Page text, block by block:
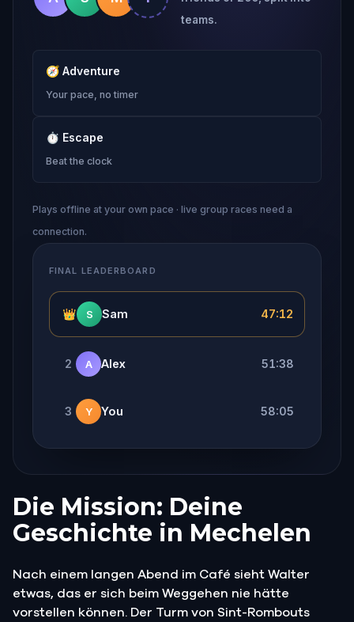
teams.
🧭 Adventure
Your pace, no timer
⏱ Escape
Beat the clock
Plays offline at your own pace · live group races need a
connection.
FINAL LEADERBOARD
👑 S Sam 47:12
2 A Alex 51:38
3 Y You 58:05
Die Mission: Deine
Geschichte in Mechelen
Nach einem langen Abend im Café sieht Walter
etwas, das er sich beim Weggehen nie hätte
vorstellen können. Der Turm von Sint-Rombouts